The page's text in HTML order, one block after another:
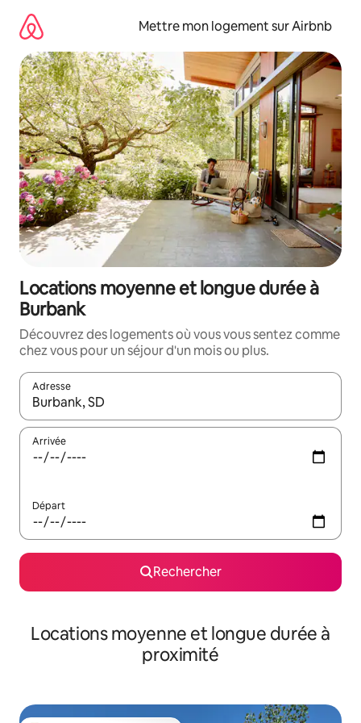
directement
contenu
Mettre mon logement sur Airbnb
Locations moyenne et longue durée à
Burbank
Découvrez des logements où vous vous sentez comme
chez vous pour un séjour d'un mois ou plus.
Adresse
Lorsque les résultats s'affichent, utilisez les flèches vers le
Arrivée
Départ
Rechercher
Locations moyenne et longue durée à
proximité